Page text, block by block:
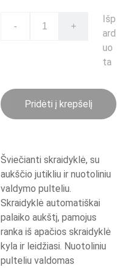
- +
Išp
ard
uo
ta
Pridėti į krepšelį
Šviečianti skraidyklė, su
aukščio jutikliu ir nuotoliniu
valdymo pulteliu.
Skraidyklė automatiškai
palaiko aukštį, pamojus
ranka iš apačios skraidyklė
kyla ir leidžiasi. Nuotoliniu
pulteliu valdomas